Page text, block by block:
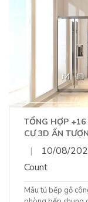
TỔNG HỢP +16
CƯ 3D ẤN
| 10/08/
Count
Mẫu tủ bếp gỗ